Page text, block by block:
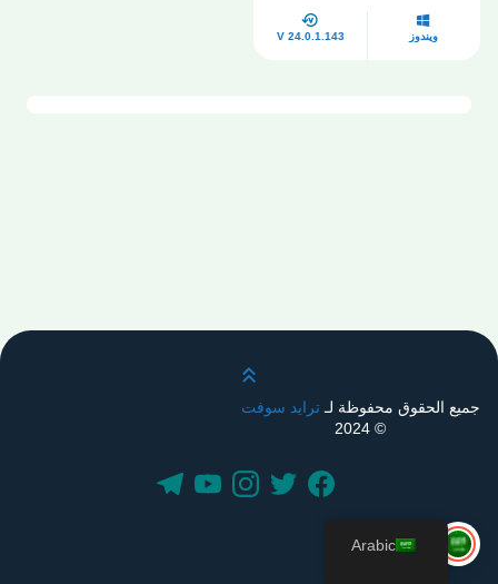
ويندوز V 24.0.1.143
قم بالتمرير لأعلى
جميع الحقوق محفوظة لـترايد سوفت
© 2024
Arabic